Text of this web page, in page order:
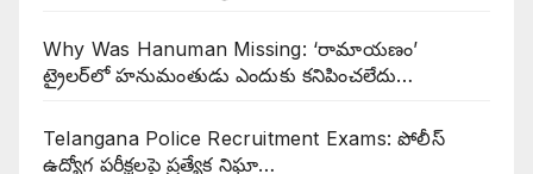
Why Was Hanuman Missing: ‘రామాయణం’
ట్రైలర్‌లో హనుమంతుడు ఎందుకు కనిపించలేదు…
Telangana Police Recruitment Exams: పోలీస్
ఉద్యోగ పరీక్షలపై ప్రత్యేక నిఘా…